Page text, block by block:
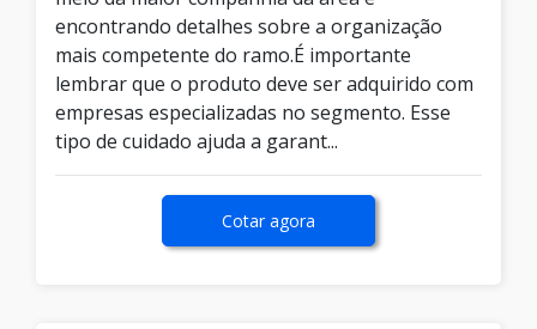
encontrando detalhes sobre a organização
mais competente do ramo.É importante
lembrar que o produto deve ser adquirido com
empresas especializadas no segmento. Esse
tipo de cuidado ajuda a garant...
Cotar agora